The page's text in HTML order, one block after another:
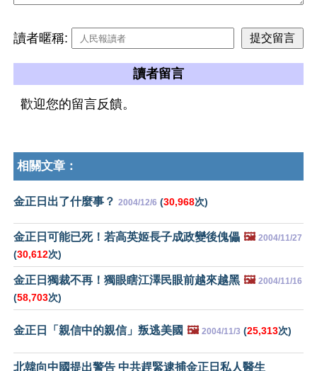
讀者暱稱:
讀者留言
歡迎您的留言反饋。
相關文章：
金正日出了什麼事？ 2004/12/6 (30,968次)
金正日可能已死！若高英姬長子成政變後傀儡 🖼️ 2004/11/27
(30,612次)
金正日獨裁不再！獨眼瞎江澤民眼前越來越黑 🖼️ 2004/11/16
(58,703次)
金正日「親信中的親信」叛逃美國 🖼️ 2004/11/3 (25,313次)
北韓向中國提出警告 中共趕緊逮捕金正日私人醫生